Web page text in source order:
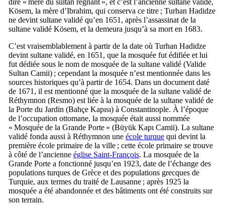
Kösem, la mère d’Ibrahim, qui conserva ce titre ; Turhan Hadidze
ne devint sultane validé qu’en 1651, après l’assassinat de la
sultane validé Kösem, et la demeura jusqu’à sa mort en 1683.
C’est vraisemblablement à partir de la date où Turhan Hadidze
devint sultane validé, en 1651, que la mosquée fut édifiée et lui
fut dédiée sous le nom de mosquée de la sultane validé (Valide
Sultan Camii) ; cependant la mosquée n’est mentionnée dans les
sources historiques qu’à partir de 1654. Dans un document daté
de 1671, il est mentionné que la mosquée de la sultane validé de
Réthymnon (Resmo) est liée à la mosquée de la sultane validé de
la Porte du Jardin (Bahçe Kapısı) à Constantinople. À l’époque
de l’occupation ottomane, la mosquée était aussi nommée
« Mosquée de la Grande Porte » (Büyük Kapı Camii). La sultane
validé fonda aussi à Réthymnon une école turque qui devint la
première école primaire de la ville ; cette école primaire se trouve
à côté de l’ancienne église Saint-François. La mosquée de la
Grande Porte a fonctionné jusqu’en 1923, date de l’échange des
populations turques de Grèce et des populations grecques de
Turquie, aux termes du traité de Lausanne ; après 1925 la
mosquée a été abandonnée et des bâtiments ont été construits sur
son terrain.